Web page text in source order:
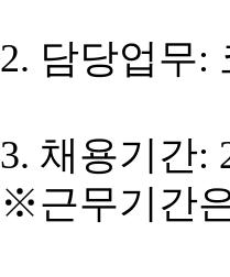
2. 담당업무:
3. 채용기간:
※근무기간